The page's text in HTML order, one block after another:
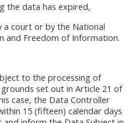
the data has expired,
a court or by the National
and Freedom of Information.
to the processing of
set out in Article 21 of
case, the Data Controller
15 (fifteen) calendar days